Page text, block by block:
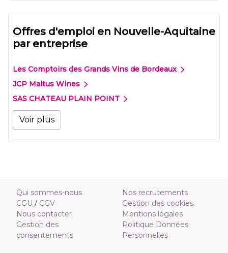
Offres d'emploi en Nouvelle-Aquitaine
par entreprise
Les Comptoirs des Grands Vins de Bordeaux
JCP Maltus Wines
SAS CHATEAU PLAIN POINT
Voir plus
Qui sommes-nous
CGU / CGV
Nous contacter
Gestion des
consentements
Nos recrutements
Gestion des cookies
Mentions légales
Politique Données
Personnelles